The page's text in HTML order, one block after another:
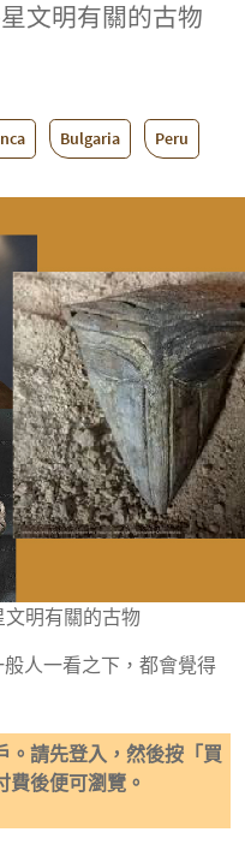
文明有關的古物
Bulgaria Peru
明有關的古物
人一看之下，都會覺得
。請先登入，然後按「買
費後便可瀏覽。